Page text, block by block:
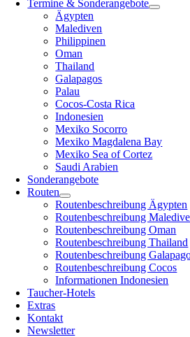
Termine & Sonderangebote
Ägypten
Malediven
Philippinen
Oman
Thailand
Galapagos
Palau
Cocos-Costa Rica
Indonesien
Mexiko Socorro
Mexiko Magdalena Bay
Mexiko Sea of Cortez
Saudi Arabien
Sonderangebote
Routen
Routenbeschreibung Ägypten
Routenbeschreibung
Routenbeschreibung Oman
Routenbeschreibung Thailand
Routenbeschreibung
Routenbeschreibung Cocos
Informationen Indonesien
Taucher-Hotels
Extras
Kontakt
Newsletter